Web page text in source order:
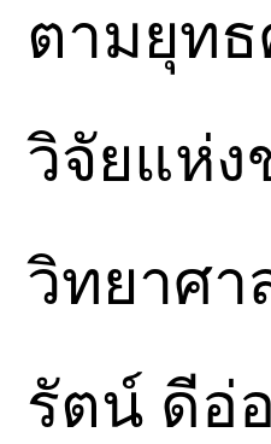
ตามยุทธ
วิจัยแห่ง
วิทยาศา
รัตน์ ดีอ่